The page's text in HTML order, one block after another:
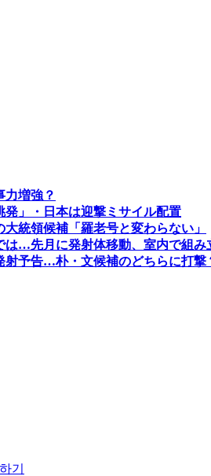
増強？
発」・日本は迎撃ミサイル配置
統領候補「羅老号と変わらない」
は…先月に発射体移動、室内で組み
射予告…朴・文候補のどちらに打撃
기